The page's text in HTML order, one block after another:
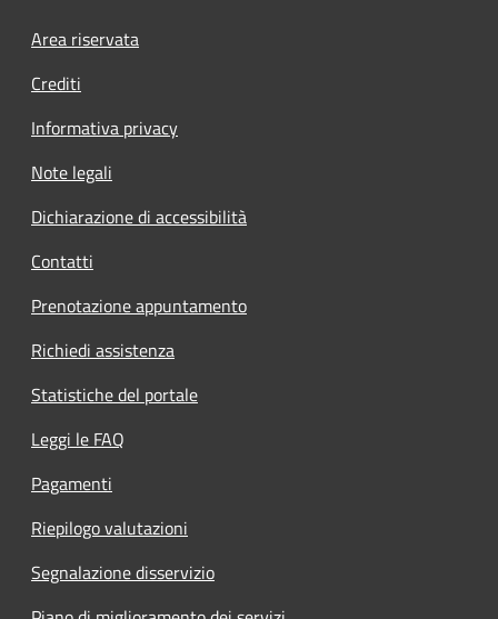
Footer menu
Area riservata
Crediti
Informativa privacy
Note legali
Dichiarazione di accessibilità
Contatti
Prenotazione appuntamento
Richiedi assistenza
Statistiche del portale
Leggi le FAQ
Pagamenti
Riepilogo valutazioni
Segnalazione disservizio